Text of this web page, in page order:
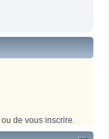
ou de vous inscrire